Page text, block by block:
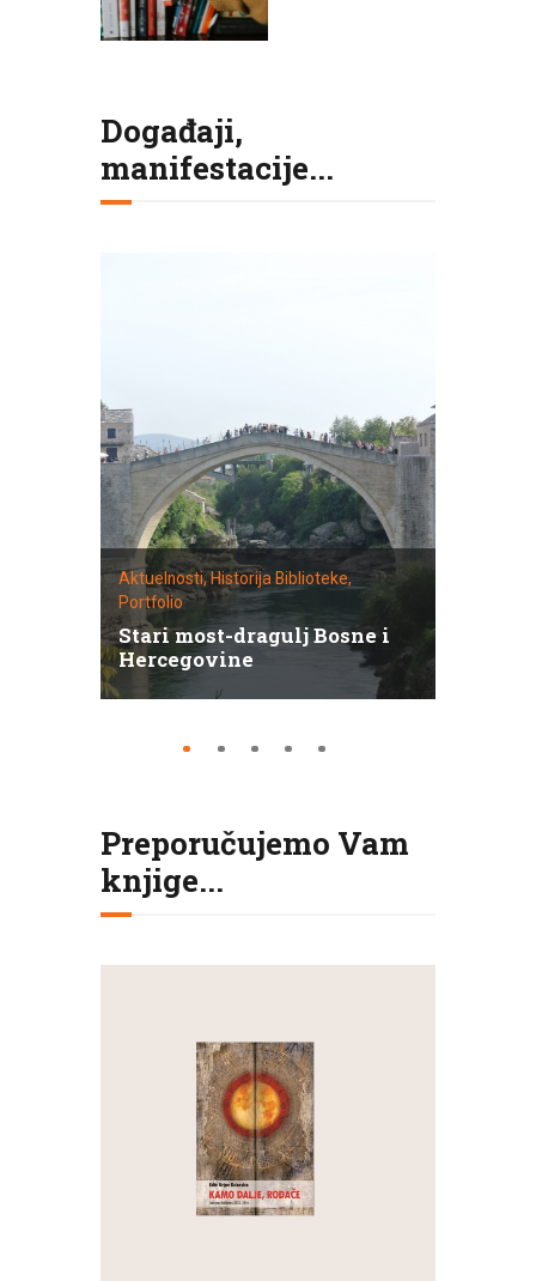
Događaji,
manifestacije...
Aktuelnosti,Historija Biblioteke,
Portfolio
Stari most-dragulj Bosne i
Hercegovine
Preporučujemo Vam
knjige...